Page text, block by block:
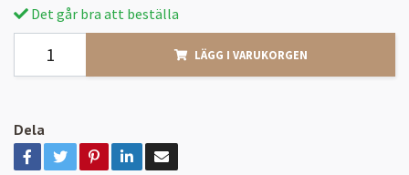
Det går bra att beställa
LÄGG I VARUKORGEN
Dela